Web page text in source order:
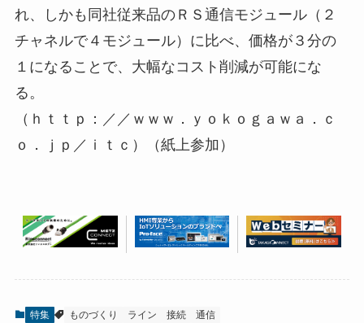
れ、しかも同社従来品のＲＳ通信モジュール（２
チャネルで４モジュール）に比べ、価格が３分の
１になることで、大幅なコスト削減が可能にな
る。
（ｈｔｔｐ：／／ｗｗｗ．ｙｏｋｏｇａｗａ．ｃ
ｏ．ｊｐ／ｉｔｃ）（紙上参加）
特集 ものづくり ライン 接続 通信